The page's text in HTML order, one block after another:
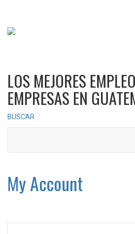
LOS MEJORES
EMPRESAS EN
BUSCAR
My Account